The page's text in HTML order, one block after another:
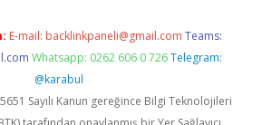
E-mail: backlinkpaneli@gmail.com Teams:
Whatsapp: 0262 606 0 726 Telegram:
@karabul
Sayılı Kanun gereğince Bilgi Teknolojileri